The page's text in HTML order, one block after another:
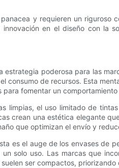
y requieren un
en el diseño con la
estrategia poderosa para las
consumo de recursos. Esta
fomentar un
limpias, el uso limitado de
crean una estética elegante
que optimizan el envío y
es el auge de los envases de
solo uso. Las marcas que
ser compactos,